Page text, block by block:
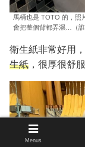
馬桶也是 TOTO 的，照
會把整個背都弄濕…（誰
衛生紙非常好用
生紙 ，很厚很舒
Menus